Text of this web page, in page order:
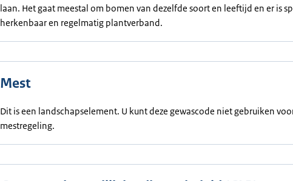
laan. Het gaat meestal om bomen van dezelfde soort en leeftijd en er is
herkenbaar en regelmatig plantverband.
Mest
Dit is een landschapselement. U kunt deze gewascode niet gebruiken
mestregeling.